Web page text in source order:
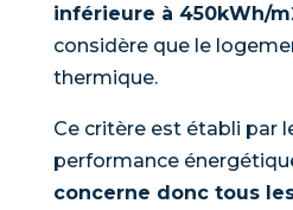
inférieure à 450kWh/
considère que le
thermique.
Ce critère est établi par
performance
concerne donc tous